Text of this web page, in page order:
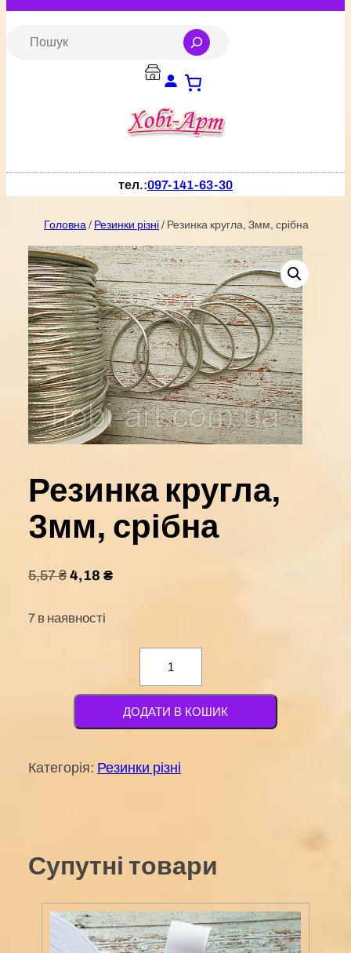
Перейти
тел.:097-141-63-30
Головна / Резинки різні / Резинка кругла, 3мм, срібна
Резинка кругла,
3мм, срібна
5,57₴ 4,18 ₴
7 в наявності
кругла,
3мм,
срібна
ДОДАТИ В КОШИК
Категорія: Резинки різні
Супутні товари